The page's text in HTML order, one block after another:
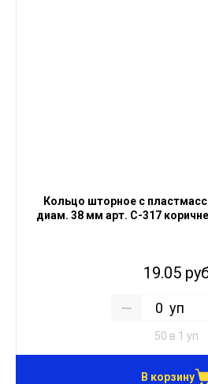
Кольцо шторное с
диам. 38 мм арт. С-317
19.05
уп
50 в 1 уп
В корзину